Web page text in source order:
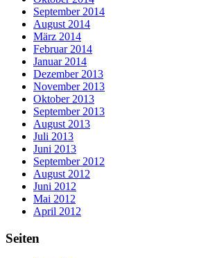
September 2014
August 2014
März 2014
Februar 2014
Januar 2014
Dezember 2013
November 2013
Oktober 2013
September 2013
August 2013
Juli 2013
Juni 2013
September 2012
August 2012
Juni 2012
Mai 2012
April 2012
Seiten